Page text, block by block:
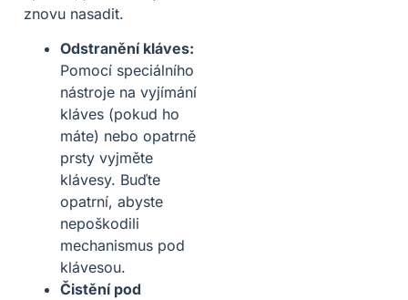
znovu nasadit.
Odstranění kláves:
Pomocí speciálního
nástroje na vyjímání
kláves (pokud ho
máte) nebo opatrně
prsty vyjměte
klávesy. Buďte
opatrní, abyste
nepoškodili
mechanismus pod
klávesou.
Čistění pod